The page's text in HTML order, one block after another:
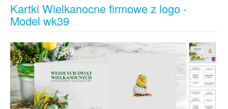
Kartki Wielkanocne firmowe z logo -
Model wk39